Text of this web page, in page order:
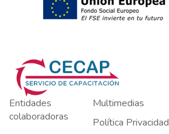
Entidades
colaboradoras
Multimedias
Política Privacidad